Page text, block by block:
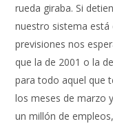
rueda giraba. Si
nuestro sistema está
previsiones nos
que la de 2001 o la
para todo aquel que
los meses de marzo
un millón de